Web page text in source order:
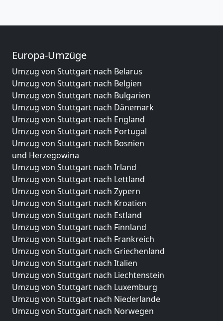
Europa-Umzüge
Umzug von Stuttgart nach Belarus
Umzug von Stuttgart nach Belgien
Umzug von Stuttgart nach Bulgarien
Umzug von Stuttgart nach Dänemark
Umzug von Stuttgart nach England
Umzug von Stuttgart nach Portugal
Umzug von Stuttgart nach Bosnien
und Herzegowina
Umzug von Stuttgart nach Irland
Umzug von Stuttgart nach Lettland
Umzug von Stuttgart nach Zypern
Umzug von Stuttgart nach Kroatien
Umzug von Stuttgart nach Estland
Umzug von Stuttgart nach Finnland
Umzug von Stuttgart nach Frankreich
Umzug von Stuttgart nach Griechenland
Umzug von Stuttgart nach Italien
Umzug von Stuttgart nach Liechtenstein
Umzug von Stuttgart nach Luxemburg
Umzug von Stuttgart nach Niederlande
Umzug von Stuttgart nach Norwegen